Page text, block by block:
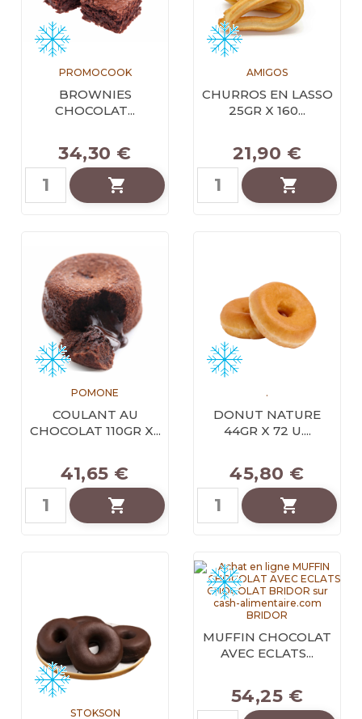
PROMOCOOK
BROWNIES
CHOCOLAT...
34,30 €

AMIGOS
CHURROS EN LASSO
25GR X 160...
21,90 €

POMONE
COULANT AU
CHOCOLAT 110GR X...
41,65 €

.
DONUT NATURE
44GR X 72 U....
45,80 €

STOKSON
BRIDOR
MUFFIN CHOCOLAT
AVEC ECLATS...
54,25 €